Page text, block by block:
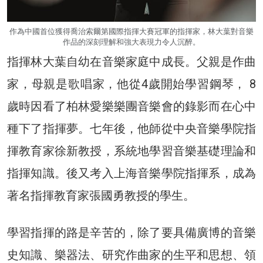
作為中國首位獲得喬治索爾第國際指揮大賽冠軍的指揮家，林大葉對音樂
作品的深刻理解和強大表現力令人沉醉。
指揮林大葉自幼在音樂家庭中成長。父親是作曲
家，母親是歌唱家，他從4歲開始學習鋼琴， 8
歲時因看了柏林愛樂樂團音樂會的錄影而在心中
種下了指揮夢。七年後，他師從中央音樂學院指
揮教育家徐新教授，系統地學習音樂基礎理論和
指揮知識。後又考入上海音樂學院指揮系，成為
著名指揮教育家張國勇教授的學生。
學習指揮的路是辛苦的，除了要具備廣博的音樂
史知識、樂器法、研究作曲家的生平和思想、領